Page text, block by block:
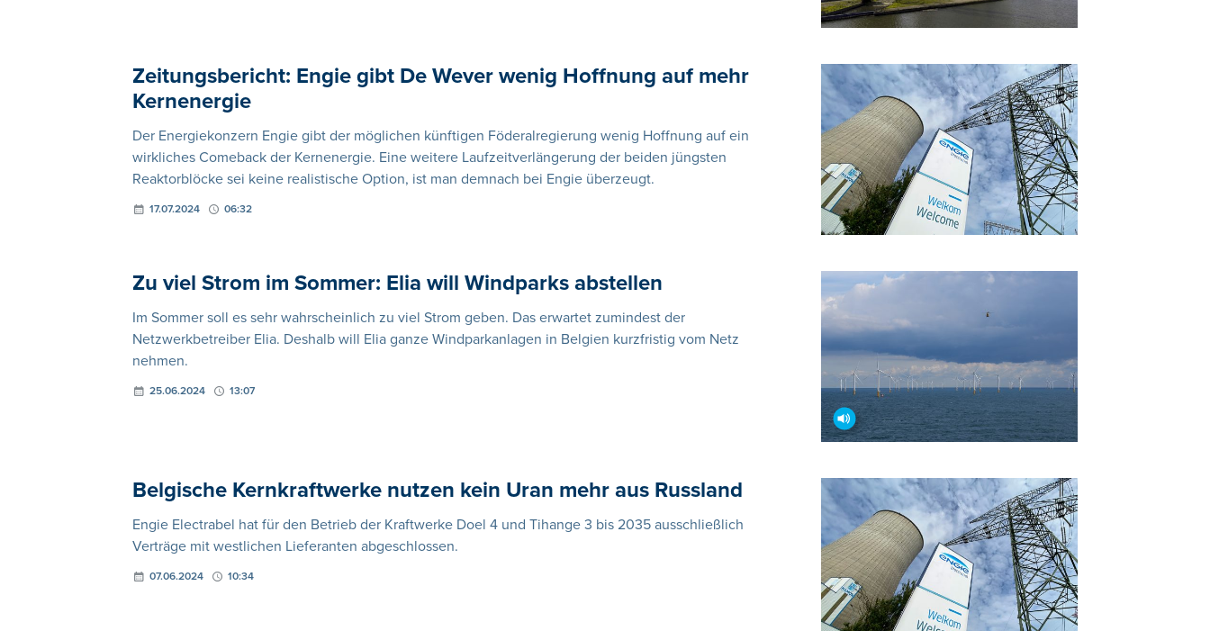
Zeitungsbericht: Engie gibt De Wever wenig Hoffnung auf mehr
Kernenergie
Der Energiekonzern Engie gibt der möglichen künftigen Föderalregierung wenig Hoffnung auf ein
wirkliches Comeback der Kernenergie. Eine weitere Laufzeitverlängerung der beiden jüngsten
Reaktorblöcke sei keine realistische Option, ist man demnach bei Engie überzeugt.
17.07.2024 06:32
Zu viel Strom im Sommer: Elia will Windparks abstellen
Im Sommer soll es sehr wahrscheinlich zu viel Strom geben. Das erwartet zumindest der
Netzwerkbetreiber Elia. Deshalb will Elia ganze Windparkanlagen in Belgien kurzfristig vom Netz
nehmen.
25.06.2024 13:07
Belgische Kernkraftwerke nutzen kein Uran mehr aus Russland
Engie Electrabel hat für den Betrieb der Kraftwerke Doel 4 und Tihange 3 bis 2035 ausschließlich
Verträge mit westlichen Lieferanten abgeschlossen.
07.06.2024 10:34